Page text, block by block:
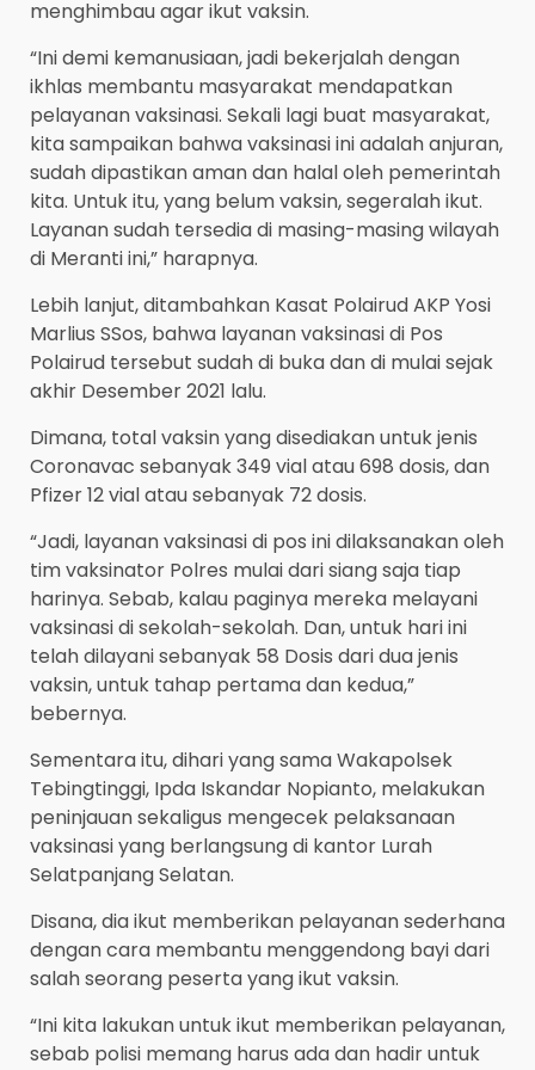
menghimbau agar ikut vaksin.
“Ini demi kemanusiaan, jadi bekerjalah dengan
ikhlas membantu masyarakat mendapatkan
pelayanan vaksinasi. Sekali lagi buat masyarakat,
kita sampaikan bahwa vaksinasi ini adalah anjuran,
sudah dipastikan aman dan halal oleh pemerintah
kita. Untuk itu, yang belum vaksin, segeralah ikut.
Layanan sudah tersedia di masing-masing wilayah
di Meranti ini,” harapnya.
Lebih lanjut, ditambahkan Kasat Polairud AKP Yosi
Marlius SSos, bahwa layanan vaksinasi di Pos
Polairud tersebut sudah di buka dan di mulai sejak
akhir Desember 2021 lalu.
Dimana, total vaksin yang disediakan untuk jenis
Coronavac sebanyak 349 vial atau 698 dosis, dan
Pfizer 12 vial atau sebanyak 72 dosis.
“Jadi, layanan vaksinasi di pos ini dilaksanakan oleh
tim vaksinator Polres mulai dari siang saja tiap
harinya. Sebab, kalau paginya mereka melayani
vaksinasi di sekolah-sekolah. Dan, untuk hari ini
telah dilayani sebanyak 58 Dosis dari dua jenis
vaksin, untuk tahap pertama dan kedua,”
bebernya.
Sementara itu, dihari yang sama Wakapolsek
Tebingtinggi, Ipda Iskandar Nopianto, melakukan
peninjauan sekaligus mengecek pelaksanaan
vaksinasi yang berlangsung di kantor Lurah
Selatpanjang Selatan.
Disana, dia ikut memberikan pelayanan sederhana
dengan cara membantu menggendong bayi dari
salah seorang peserta yang ikut vaksin.
“Ini kita lakukan untuk ikut memberikan pelayanan,
sebab polisi memang harus ada dan hadir untuk